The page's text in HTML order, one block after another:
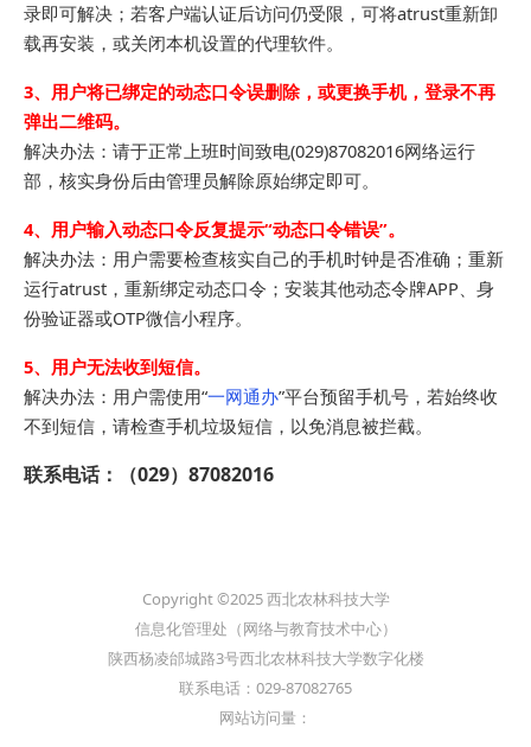
录即可解决；若客户端认证后访问仍受限，可将atrust重新卸
载再安装，或关闭本机设置的代理软件。
3、用户将已绑定的动态口令误删除，或更换手机，登录不再
弹出二维码。
解决办法：请于正常上班时间致电(029)87082016网络运行
部，核实身份后由管理员解除原始绑定即可。
4、用户输入动态口令反复提示“动态口令错误”。
解决办法：用户需要检查核实自己的手机时钟是否准确；重新
运行atrust，重新绑定动态口令；安装其他动态令牌APP、身
份验证器或OTP微信小程序。
5、 用户无法收到短信。
解决办法：用户需使用“一网通办”平台预留手机号，若始终收
不到短信，请检查手机垃圾短信，以免消息被拦截。
联系电话：（029）87082016
Copyright ©2025 西北农林科技大学
信息化管理处（网络与教育技术中心）
陕西杨凌邰城路3号西北农林科技大学数字化楼
联系电话：029-87082765
网站访问量：